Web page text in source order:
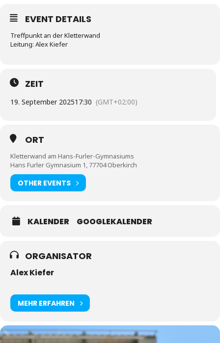
EVENT DETAILS
Treffpunkt an der Kletterwand
Leitung: Alex Kiefer
ZEIT
19. September 202517:30 (GMT+02:00)
ORT
Kletterwand am Hans-Furler-Gymnasiums
Hans Furler Gymnasium 1, 77704 Oberkirch
OTHER EVENTS
KALENDER GOOGLEKALENDER
ORGANISATOR
Alex Kiefer
MEHR ERFAHREN